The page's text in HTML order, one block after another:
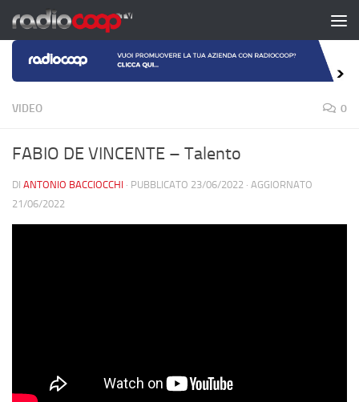
Salta al contenuto
VIDEO 0
FABIO DE VINCENTE – Talento
DI ANTONIO BACCIOCCHI · PUBBLICATO 23/06/2022 · AGGIORNATO
21/06/2022